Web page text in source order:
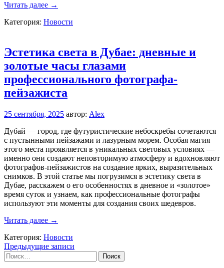
Читать далее Дезинфекция
что
для
защиты
здоровья
→
Категория: Новости
Эстетика света в Дубае: дневные и
золотые часы глазами
профессионального фотографа-
пейзажиста
25 сентября, 2025 автор: Alex
Дубай — город, где футуристические небоскребы сочетаются
с пустынными пейзажами и лазурным морем. Особая магия
этого места проявляется в уникальных световых условиях —
именно они создают неповторимую атмосферу и вдохновляют
фотографов-пейзажистов на создание ярких, выразительных
снимков. В этой статье мы погрузимся в эстетику света в
Дубае, расскажем о его особенностях в дневное и «золотое»
время суток и узнаем, как профессиональные фотографы
используют эти моменты для создания своих шедевров.
Читать далее Эстетика
в
Дубае:
→
Категория: Новости
Навигация
по
Предыдущие записи
Найти: